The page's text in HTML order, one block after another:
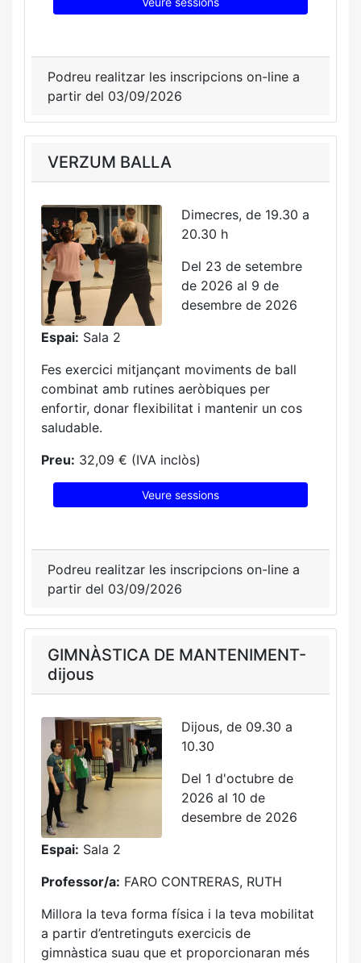
Podreu realitzar les inscripcions on-line a
partir del 03/09/2026
VERZUM BALLA
Dimecres, de 19.30 a
20.30 h
Del 23 de setembre
de 2026 al 9 de
desembre de 2026
Espai: Sala 2
Fes exercici mitjançant moviments de ball
combinat amb rutines aeròbiques per
enfortir, donar flexibilitat i mantenir un cos
saludable.
Preu: 32,09 € (IVA inclòs)
Veure sessions
Podreu realitzar les inscripcions on-line a
partir del 03/09/2026
GIMNÀSTICA DE MANTENIMENT-
dijous
Dijous, de 09.30 a
10.30
Del 1 d'octubre de
2026 al 10 de
desembre de 2026
Espai: Sala 2
Professor/a: FARO CONTRERAS, RUTH
Millora la teva forma física i la teva mobilitat
a partir d’entretinguts exercicis de
gimnàstica suau que et proporcionaran més